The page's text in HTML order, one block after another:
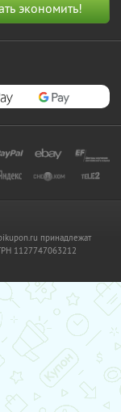
принадлежат
1127747063212